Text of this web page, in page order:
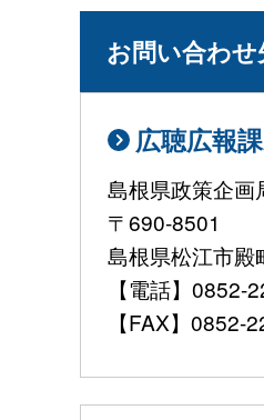
お問い合わせ
広聴広報
島根県政策企画
〒690-8501
島根県松江
【電話】0852-
【FAX】0852-